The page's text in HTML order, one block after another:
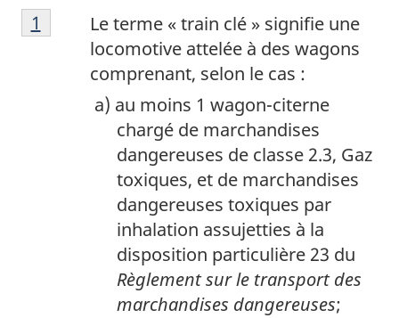
N
o
Le terme « train clé » signifie une
locomotive attelée à des wagons
comprenant, selon le cas :
au moins 1 wagon-citerne
chargé de marchandises
dangereuses de classe 2.3, Gaz
toxiques, et de marchandises
dangereuses toxiques par
inhalation assujetties à la
disposition particulière 23 du
Règlement sur le transport des
marchandises dangereuses;
Retour à la référence de la note de bas de
1